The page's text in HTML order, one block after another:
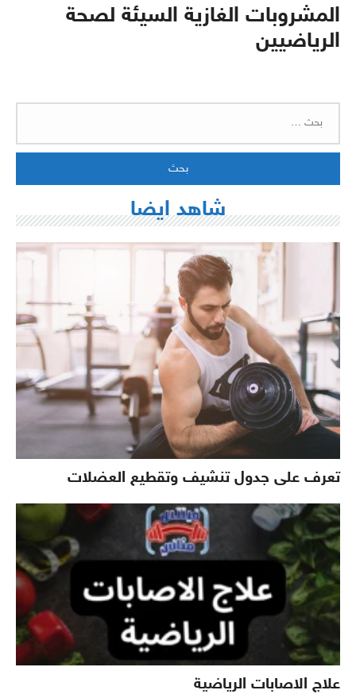
المشروبات الغازية السيئة لصحة
الرياضيين
شاهد ايضا
تعرف على جدول تنشيف وتقطيع العضلات
علاج الاصابات الرياضية